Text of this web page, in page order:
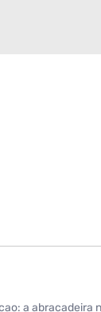
a abracadeira